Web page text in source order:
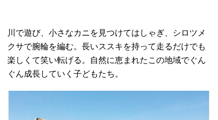
川で遊び、小さなカニを見つけてはしゃぎ、シロツメ
クサで腕輪を編む。長いススキを持って走るだけでも
楽しくて笑い転げる。自然に恵まれたこの地域でぐん
ぐん成長していく子どもたち。